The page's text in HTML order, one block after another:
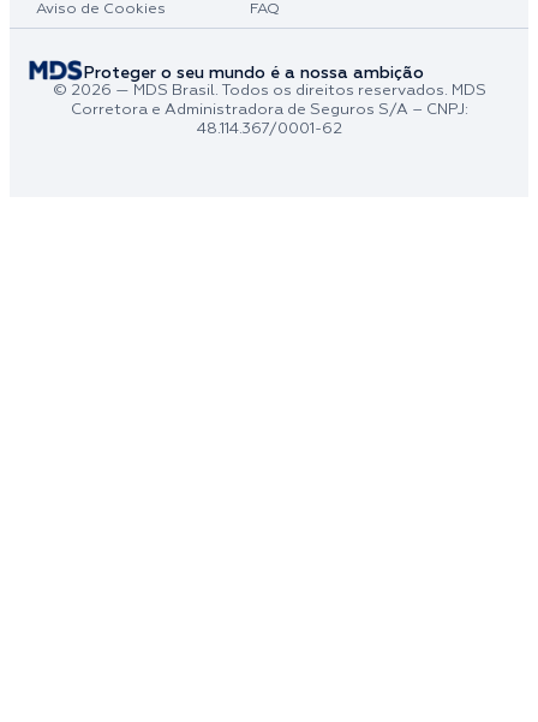
Aviso de Cookies
FAQ
Proteger o seu mundo é a nossa ambição
© 2026 — MDS Brasil. Todos os direitos reservados. MDS
Corretora e Administradora de Seguros S/A – CNPJ:
48.114.367/0001-62